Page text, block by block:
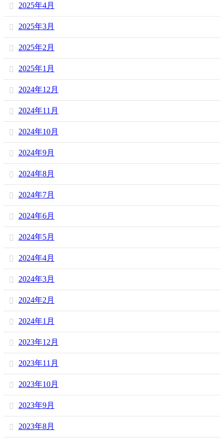
2025年4月
2025年3月
2025年2月
2025年1月
2024年12月
2024年11月
2024年10月
2024年9月
2024年8月
2024年7月
2024年6月
2024年5月
2024年4月
2024年3月
2024年2月
2024年1月
2023年12月
2023年11月
2023年10月
2023年9月
2023年8月